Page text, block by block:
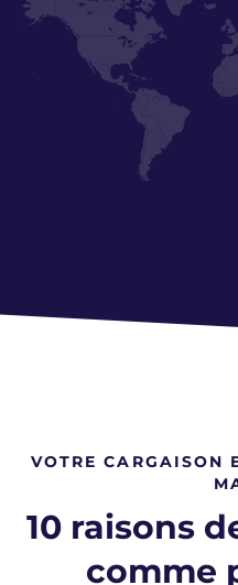
Asie
Europe
Amérique du Nord
VOTRE CARGAISON
10 raisons
comme